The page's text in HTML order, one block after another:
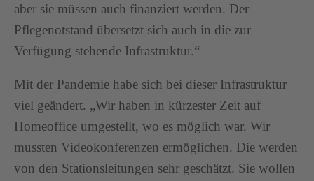
aber sie müssen auch finanziert werden. Der
Pflegenotstand übersetzt sich auch in die zur
Verfügung stehende Infrastruktur.“
Mit der Pandemie habe sich bei dieser Infrastruktur
viel geändert. „Wir haben in kürzester Zeit auf
Homeoffice umgestellt, wo es möglich war. Wir
mussten Videokonferenzen ermöglichen. Die werden
von den Stationsleitungen sehr geschätzt. Sie wollen